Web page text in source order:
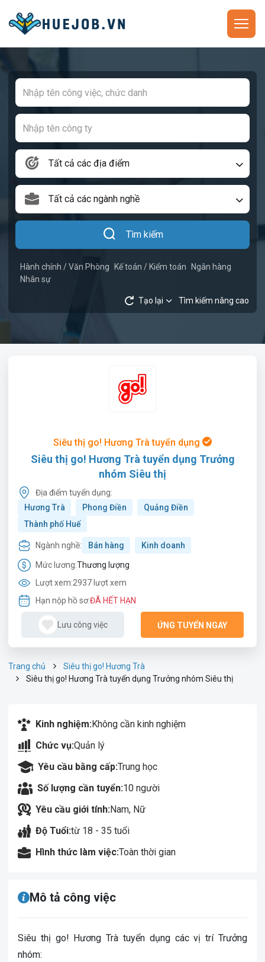
Tất cả các địa điểm
Tất cả các ngành nghề
Tìm kiếm
Hành chính / Văn Phòng Kế toán / Kiểm toán
Ngân hàng
Nhân sự
Tạo lại Tìm kiếm nâng cao
Siêu thị go! Hương Trà tuyển dụng
Siêu thị go! Hương Trà tuyển dụng Trưởng
nhóm Siêu thị
Địa điểm tuyển dụng:
Hương Trà
Phong Điền
Quảng Điền
Thành phố Huế
Ngành nghề: Bán hàng Kinh doanh
Mức lương:Thương lượng
Lượt xem:2937 lượt xem
Hạn nộp hồ sơ:ĐÃ HẾT HẠN
Lưu công việc ỨNG TUYỂN NGAY
Trang chủ
Siêu thị go! Hương Trà
Siêu thị go! Hương Trà tuyển dụng Trưởng nhóm Siêu thị
Kinh nghiệm:Không cần kinh nghiệm
Chức vụ:Quản lý
Yêu cầu bằng cấp:Trung học
Số lượng cần tuyển:10 người
Yêu cầu giới tính:Nam, Nữ
Độ Tuổi:từ 18 - 35 tuổi
Hình thức làm việc:Toàn thời gian
Mô tả công việc
Siêu thị go! Hương Trà tuyển dụng các vị trí Trưởng
nhóm: